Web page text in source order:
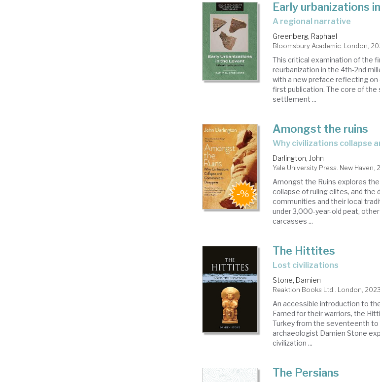
Early urbanizations
a regional narrative
Greenberg, Raphael
Bloomsbury Academic. London,
This critical examination of the
reurbanization in the 4th-2nd
with a new preface reflecting
first publication. The core of the
settlement ...
Amongst the ruins
why civilizations collapse
Darlington, John
Yale University Press. New Haven,
Amongst the Ruins explores
collapse of ruling elites, and the
communities and their local
under 3,000-year-old peat,
carcasses ...
The Hittites
lost civilizations
Stone, Damien
Reaktion Books Ltd.. London, 2023
An accessible introduction to
Famed for their warriors, the
Turkey from the seventeenth
archaeologist Damien Stone
civilization ...
The Persians